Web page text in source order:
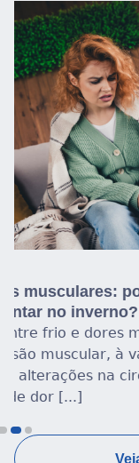
Você sabe
Cerca de 90%
emocional,
Saúde (OMS),
reações